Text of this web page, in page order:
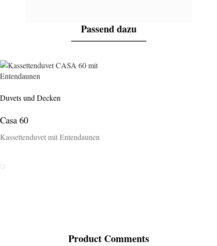
Passend dazu
Duvets und Decken
Casa 60
Kassettenduvet mit Entendaunen
Weiss
Product Comments